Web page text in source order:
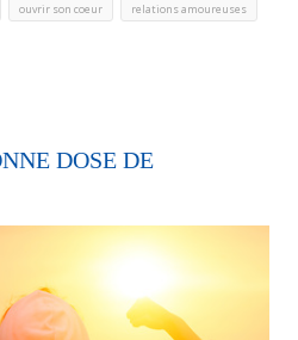
ouvrir son coeur relations amoureuses
DOSE DE